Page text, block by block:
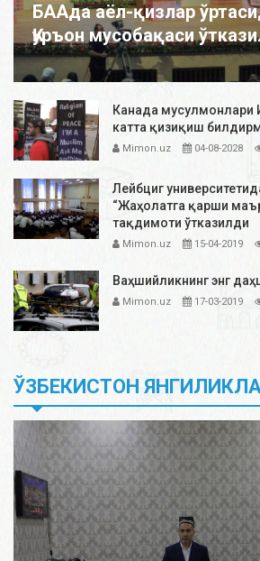
БААда аёл-қизлар
Қуръон мусобақаси
Канада мусулмонлари
катта қизиқиш
Mimon.uz 04-08-2028
Лейбциг
“Жаҳолатга қарши
тақдимоти ўтказилди
Mimon.uz 15-04-2019
Ваҳшийликнинг энг
Mimon.uz 17-03-2019
ЎЗБЕКИСТОН